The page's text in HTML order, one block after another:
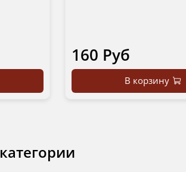
160 Руб
В корзину